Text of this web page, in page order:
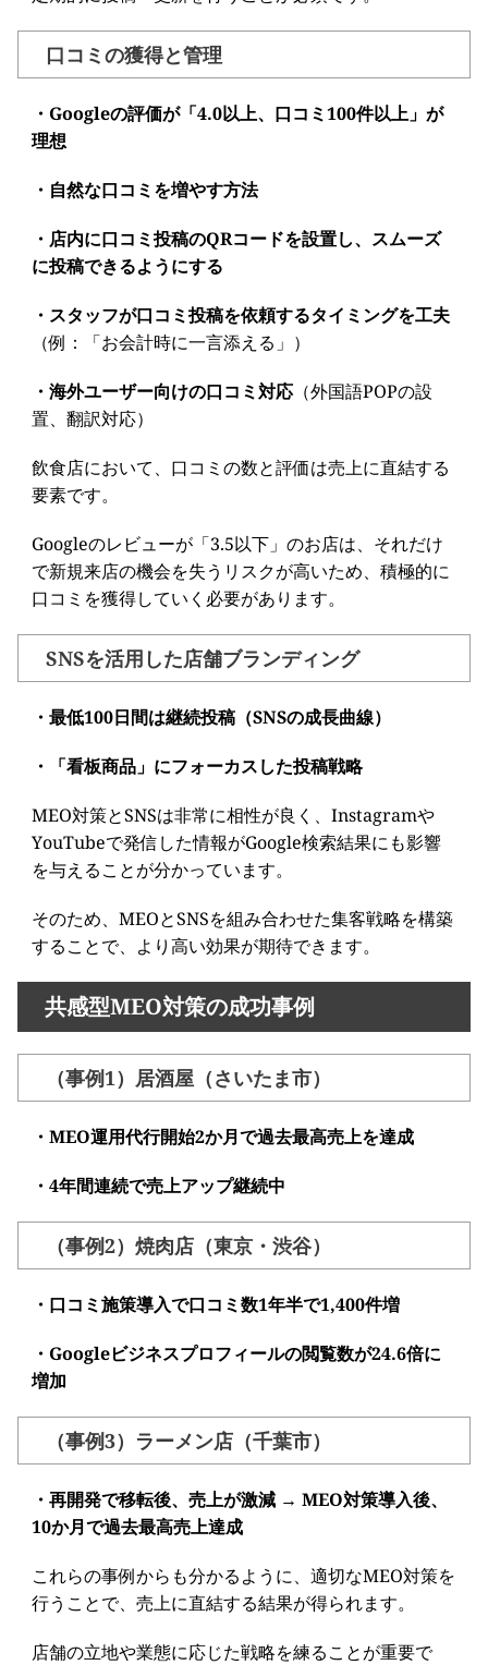
口コミの獲得と管理
・Googleの評価が「4.0以上、口コミ100件以上」が
理想
・自然な口コミを増やす方法
・店内に口コミ投稿のQRコードを設置し、スムーズ
に投稿できるようにする
・スタッフが口コミ投稿を依頼するタイミングを工夫
（例：「お会計時に一言添える」）
・海外ユーザー向けの口コミ対応 （外国語POPの設
置、翻訳対応）
飲食店において、口コミの数と評価は売上に直結する
要素です。
Googleのレビューが「3.5以下」のお店は、それだけ
で新規来店の機会を失うリスクが高いため、積極的に
口コミを獲得していく必要があります。
SNSを活用した店舗ブランディング
・最低100日間は継続投稿（SNSの成長曲線）
・「看板商品」にフォーカスした投稿戦略
MEO対策とSNSは非常に相性が良く、Instagramや
YouTubeで発信した情報がGoogle検索結果にも影響
を与えることが分かっています。
そのため、MEOとSNSを組み合わせた集客戦略を構築
することで、より高い効果が期待できます。
共感型MEO対策の成功事例
（事例1）居酒屋（さいたま市）
・MEO運用代行開始2か月で過去最高売上を達成
・4年間連続で売上アップ継続中
（事例2）焼肉店（東京・渋谷）
・口コミ施策導入で口コミ数1年半で1,400件増
・Googleビジネスプロフィールの閲覧数が24.6倍に
増加
（事例3）ラーメン店（千葉市）
・再開発で移転後、売上が激減 → MEO対策導入後、
10か月で過去最高売上達成
これらの事例からも分かるように、適切なMEO対策を
行うことで、売上に直結する結果が得られます。
店舗の立地や業態に応じた戦略を練ることが重要で